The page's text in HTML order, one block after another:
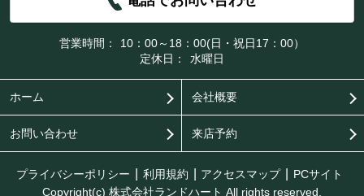
営業時間：
10：00～18：00(日・祝日17：00）
定休日：
水曜日
ホーム 会社概要
お問い合わせ 来店予約
プライバシーポリシー 利用規約 アクセスマップ
PCサイト
Copyright(c) 株式会社ランドハート All rights reserved.